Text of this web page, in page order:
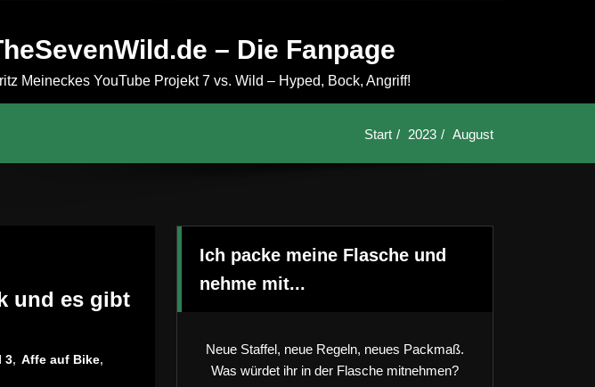
– Die Fanpage
Meineckes YouTube Projekt 7 vs. Wild – Hyped, Bock, Angriff!
Start 2023 August
und es gibt
3, Affe auf Bike,
Ich packe meine Flasche und
nehme mit...
Neue Staffel, neue Regeln, neues Packmaß.
Was würdet ihr in der Flasche mitnehmen?